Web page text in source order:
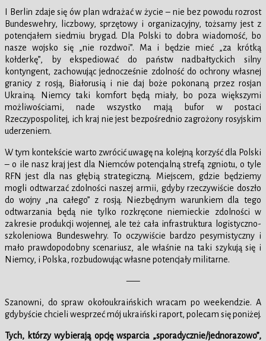
I Berlin zdaje się ów plan wdrażać w życie – nie bez powodu rozrost
Bundeswehry, liczbowy, sprzętowy i organizacyjny, tożsamy jest z
potencjałem siedmiu brygad. Dla Polski to dobra wiadomość, bo
nasze wojsko się „nie rozdwoi”. Ma i będzie mieć „za krótką
kołderkę”, by ekspediować do państw nadbałtyckich silny
kontyngent, zachowując jednocześnie zdolność do ochrony własnej
granicy z rosją, Białorusią i nie daj boże pokonaną przez rosjan
Ukrainą. Niemcy taki komfort będą miały, bo poza większymi
możliwościami, nade wszystko mają bufor w postaci
Rzeczypospolitej, ich kraj nie jest bezpośrednio zagrożony rosyjskim
uderzeniem.
W tym kontekście warto zwrócić uwagę na kolejną korzyść dla Polski
– o ile nasz kraj jest dla Niemców potencjalną strefą zgniotu, o tyle
RFN jest dla nas głębią strategiczną. Miejscem, gdzie będziemy
mogli odtwarzać zdolności naszej armii, gdyby rzeczywiście doszło
do wojny „na całego” z rosją. Niezbędnym warunkiem dla tego
odtwarzania będą nie tylko rozkręcone niemieckie zdolności w
zakresie produkcji wojennej, ale też cała infrastruktura logistyczno-
szkoleniowa Bundeswehry. To oczywiście bardzo pesymistyczny i
mało prawdopodobny scenariusz, ale właśnie na taki szykują się i
Niemcy, i Polska, rozbudowując własne potencjały militarne.
—–
Szanowni, do spraw okołoukraińskich wracam po weekendzie. A
gdybyście chcieli wesprzeć mój ukraiński raport, polecam się poniżej.
Tych, którzy wybierają opcję wsparcia „sporadycznie/jednorazowo”,